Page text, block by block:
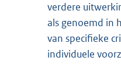
verdere
als genoemd in
van specifieke
individuele